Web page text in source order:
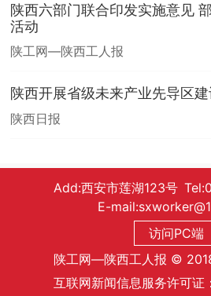
陕西六部门联合印发实施意见
活动
陕工网—陕西工人报
陕西开展省级未来产业先导区建
陕西日报
Add:西安市莲湖123号
E-
访问PC端
陕工网—陕西工人报 ©
互联网新闻信息服务许可